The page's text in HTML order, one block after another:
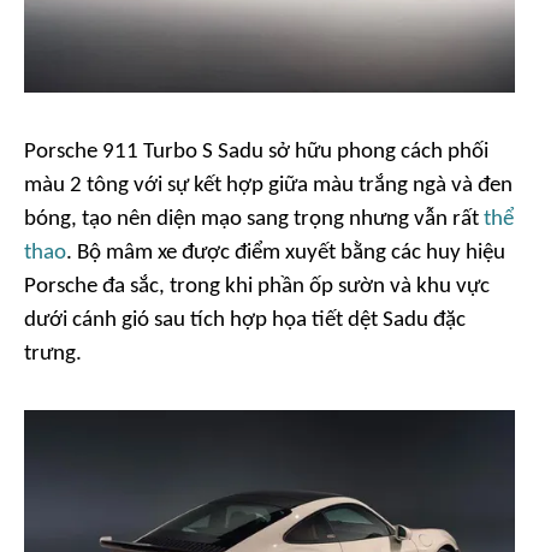
Porsche 911 Turbo S Sadu sở hữu phong cách phối
màu 2 tông với sự kết hợp giữa màu trắng ngà và đen
bóng, tạo nên diện mạo sang trọng nhưng vẫn rất thể
thao. Bộ mâm xe được điểm xuyết bằng các huy hiệu
Porsche đa sắc, trong khi phần ốp sườn và khu vực
dưới cánh gió sau tích hợp họa tiết dệt Sadu đặc
trưng.